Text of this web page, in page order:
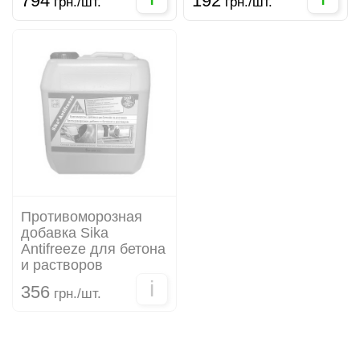
Противоморозная
добавка Sika
Antifreeze для бетона
и растворов
356 грн./шт. i